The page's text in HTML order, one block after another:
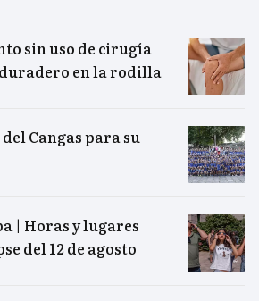
sin uso de cirugía
en la rodilla
Cangas para su
| Horas y lugares
del 12 de agosto